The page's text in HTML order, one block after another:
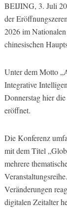
BEIJING, 3. Juli
der
2026 im
chinesischen
Unter dem Motto
Integrative
Donnerstag hier
eröffnet.
Die Konferenz
mit dem Titel
mehrere
Veränderungen
digitalen Zeitalter